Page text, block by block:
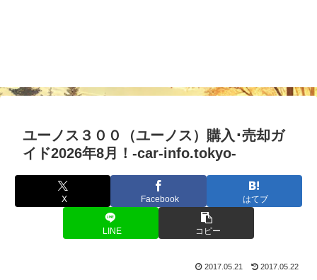
ユーノス３００（ユーノス）購入･売却ガ
イド2026年8月！-car-info.tokyo-
X Facebook はてブ
LINE コピー
2017.05.21 2017.05.22